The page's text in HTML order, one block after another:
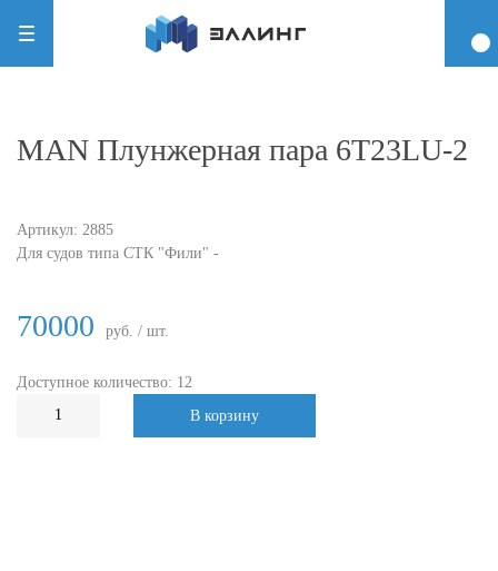
MAN Плунжерная пара 6T23LU-2
Артикул: 2885
Для судов типа СТК "Фили" -
70000 руб. / шт.
Доступное количество: 12
В корзину